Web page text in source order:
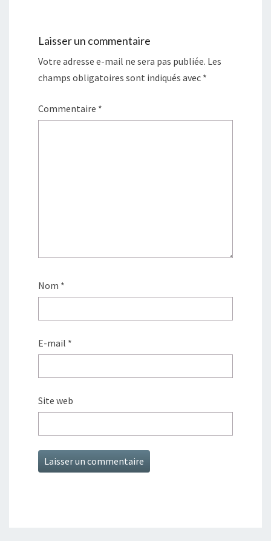
Laisser un commentaire
Votre adresse e-mail ne sera pas publiée. Les
champs obligatoires sont indiqués avec *
Commentaire *
Nom *
E-mail *
Site web